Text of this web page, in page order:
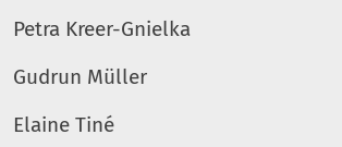
Petra Kreer-Gnielka
Gudrun Müller
Elaine Tiné